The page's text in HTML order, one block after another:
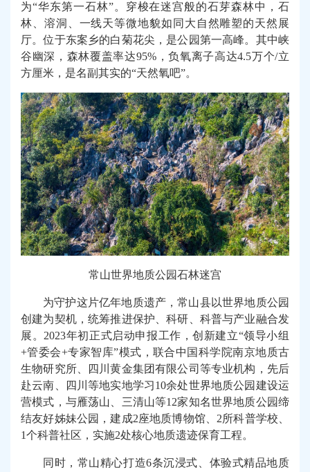
为“华东第一石林”。穿梭在迷宫般的石芽森林中，石
林、溶洞、一线天等微地貌如同大自然雕塑的天然展
厅。位于东案乡的白菊花尖，是公园第一高峰。其中峡
谷幽深，森林覆盖率达95%，负氧离子高达4.5万个/立
方厘米，是名副其实的“天然氧吧”。
常山世界地质公园石林迷宫
为守护这片亿年地质遗产，常山县以世界地质公园
创建为契机，统筹推进保护、科研、科普与产业融合发
展。2023年初正式启动申报工作，创新建立“领导小组
+管委会+专家智库”模式，联合中国科学院南京地质古
生物研究所、四川黄金集团有限公司等专业机构，先后
赴云南、四川等地实地学习10余处世界地质公园建设运
营模式，与雁荡山、三清山等12家知名世界地质公园缔
结友好姊妹公园，建成2座地质博物馆、2所科普学校、
1个科普社区，实施2处核心地质遗迹保育工程。
同时，常山精心打造6条沉浸式、体验式精品地质